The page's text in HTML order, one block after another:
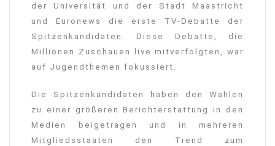
der Universität und der Stadt Maastricht
und Euronews die erste TV-Debatte der
Spitzenkandidaten. Diese Debatte, die
Millionen Zuschauen live mitverfolgten, war
auf Jugendthemen fokussiert.
Die Spitzenkandidaten haben den Wahlen
zu einer größeren Berichterstattung in den
Medien beigetragen und in mehreren
Mitgliedsstaaten den Trend zum